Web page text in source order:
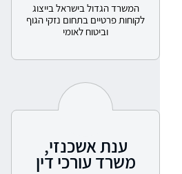
המשרד הגדול בישראל בייצוג
לקוחות פרטיים בתחום נזקי הגוף
וביטוח לאומי
ענת אשכנזי,
משרד עורכי דין